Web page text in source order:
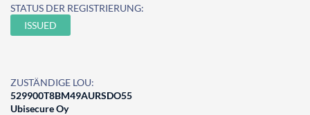
STATUS DER REGISTRIERUNG:
ISSUED
ZUSTÄNDIGE LOU:
529900T8BM49AURSDO55
Ubisecure Oy